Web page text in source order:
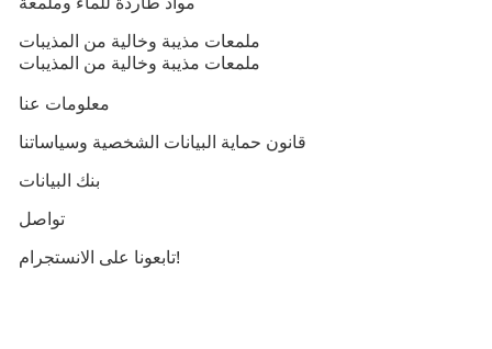
ملمعات مذيبة وخالية من المذيبات
ملمعات مذيبة وخالية من المذيبات
معلومات عنا
قانون حماية البيانات الشخصية وسياساتنا
بنك البيانات
تواصل
تابعونا على الانستجرام!